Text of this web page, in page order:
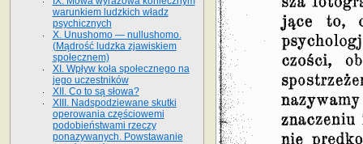
warunkiem ludzkich władz
psychicznych
X. Unushomo — nullushomo.
(Mądrość ludzka zjawiskiem
społecznem)
XI. Wpływ koła społecznego na
jego uczestników
XII. Co to są słowa?
XIII. Nadspodziewane skutki
operowania częściowemi
podobieństwami rzeczy
ponazywanych. Powstawanie